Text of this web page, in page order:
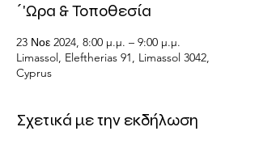
΄'Ωρα & Τοποθεσία
23 Νοε 2024, 8:00 μ.μ. – 9:00 μ.μ.
Limassol, Eleftherias 91, Limassol 3042,
Cyprus
Σχετικά με την εκδήλωση